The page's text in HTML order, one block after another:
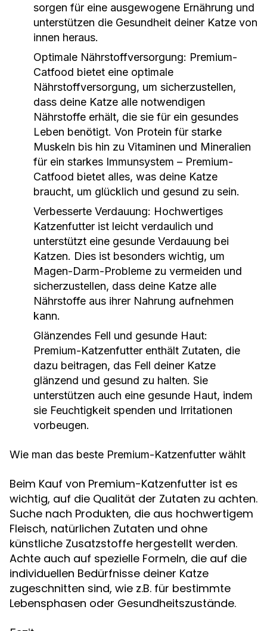
sorgen für eine ausgewogene Ernährung und
unterstützen die Gesundheit deiner Katze von
innen heraus.
Optimale Nährstoffversorgung: Premium-
Catfood bietet eine optimale
Nährstoffversorgung, um sicherzustellen,
dass deine Katze alle notwendigen
Nährstoffe erhält, die sie für ein gesundes
Leben benötigt. Von Protein für starke
Muskeln bis hin zu Vitaminen und Mineralien
für ein starkes Immunsystem – Premium-
Catfood bietet alles, was deine Katze
braucht, um glücklich und gesund zu sein.
Verbesserte Verdauung: Hochwertiges
Katzenfutter ist leicht verdaulich und
unterstützt eine gesunde Verdauung bei
Katzen. Dies ist besonders wichtig, um
Magen-Darm-Probleme zu vermeiden und
sicherzustellen, dass deine Katze alle
Nährstoffe aus ihrer Nahrung aufnehmen
kann.
Glänzendes Fell und gesunde Haut:
Premium-Katzenfutter enthält Zutaten, die
dazu beitragen, das Fell deiner Katze
glänzend und gesund zu halten. Sie
unterstützen auch eine gesunde Haut, indem
sie Feuchtigkeit spenden und Irritationen
vorbeugen.
Wie man das beste Premium-Katzenfutter wählt
Beim Kauf von Premium-Katzenfutter ist es
wichtig, auf die Qualität der Zutaten zu achten.
Suche nach Produkten, die aus hochwertigem
Fleisch, natürlichen Zutaten und ohne
künstliche Zusatzstoffe hergestellt werden.
Achte auch auf spezielle Formeln, die auf die
individuellen Bedürfnisse deiner Katze
zugeschnitten sind, wie z.B. für bestimmte
Lebensphasen oder Gesundheitszustände.